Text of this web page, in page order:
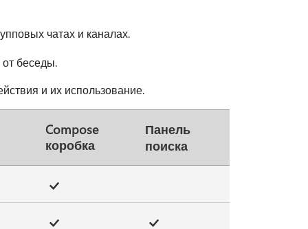
чатах и каналах.
беседы.
и их использование.
Compose
коробка
Панель
поиска